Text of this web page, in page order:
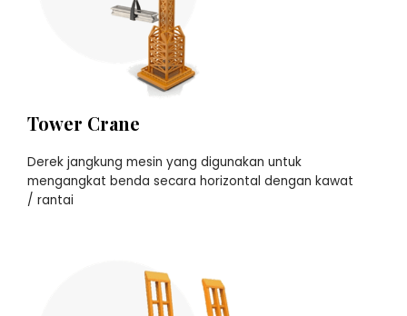
Tower Crane
Derek jangkung mesin yang digunakan untuk
mengangkat benda secara horizontal dengan kawat
/ rantai